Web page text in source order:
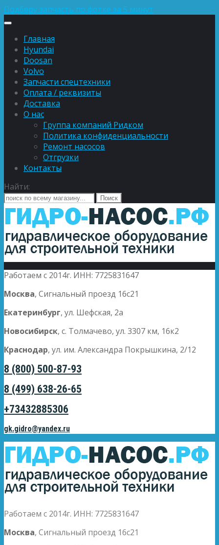
Подберу запчасть по фотке за 5 минут
Главная
Hyundai
Doosan
Volvo
Запчасти спецтехники
Оплата / реквизиты
Доставка
О нас
Группа компаний Ридком
Политика конфиденциальности
Ремонт насосов
Отгрузки
Контакты
Найти:
Работаем с 2014г. ИНН: 7725831647
Москва, Сигнальный проезд 16с21
Екатеринбург, ул. Шефская, 2а
Новосибирск, с. Толмачево, ул. 3307 км, 16к2
Краснодар, ул. им. Александра Покрышкина, 2/12
8 (800) 500-87-93
8 (499) 638-26-65
+73432885306
gk.gidro@yandex.ru
Работаем с 2014г. ИНН: 7725831647
Москва, Сигнальный проезд 16с21